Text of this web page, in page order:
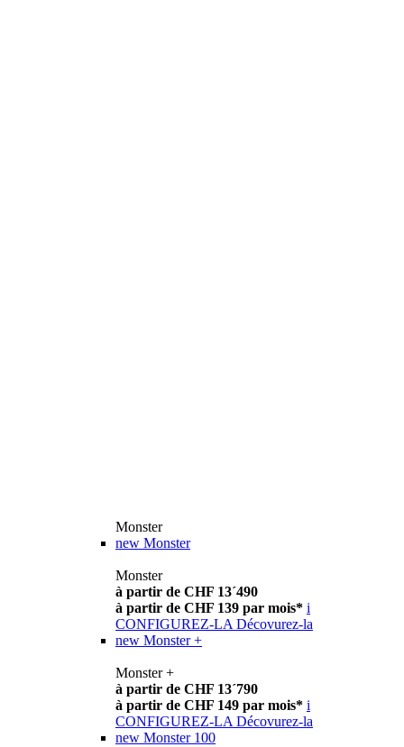
Monster
new Monster
Monster
à partir de CHF 13´490
à partir de CHF 139 par mois* i
CONFIGUREZ-LA Décovurez-la
new Monster +
Monster +
à partir de CHF 13´790
à partir de CHF 149 par mois* i
CONFIGUREZ-LA Décovurez-la
new Monster 100